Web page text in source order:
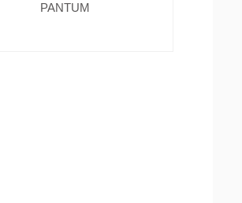
PANTUM